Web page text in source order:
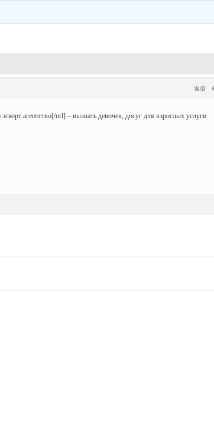
返信
агентство[/url] – вызвать девочек, досуг для взрослых услуги